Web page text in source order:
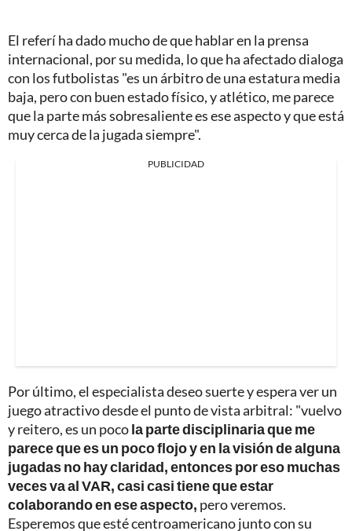
El referí ha dado mucho de que hablar en la prensa
internacional, por su medida, lo que ha afectado dialoga
con los futbolistas "es un árbitro de una estatura media
baja, pero con buen estado físico, y atlético, me parece
que la parte más sobresaliente es ese aspecto y que está
muy cerca de la jugada siempre".
PUBLICIDAD
Por último, el especialista deseo suerte y espera ver un
juego atractivo desde el punto de vista arbitral: "vuelvo
y reitero, es un pocola parte disciplinaria que me
parece que es un poco flojo y en la visión de alguna
jugadas no hay claridad, entonces por eso muchas
veces va al VAR, casi casi tiene que estar
colaborando en ese aspecto, pero veremos.
Esperemos que esté centroamericano junto con su